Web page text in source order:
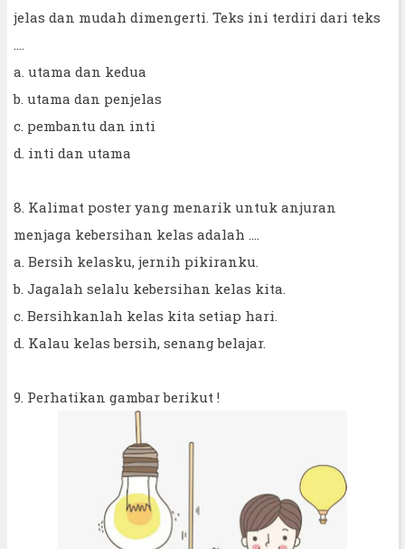
jelas dan mudah dimengerti. Teks ini terdiri dari teks
....
a. utama dan kedua
b. utama dan penjelas
c. pembantu dan inti
d. inti dan utama
8. Kalimat poster yang menarik untuk anjuran
menjaga kebersihan kelas adalah ....
a. Bersih kelasku, jernih pikiranku.
b. Jagalah selalu kebersihan kelas kita.
c. Bersihkanlah kelas kita setiap hari.
d. Kalau kelas bersih, senang belajar.
9. Perhatikan gambar berikut !